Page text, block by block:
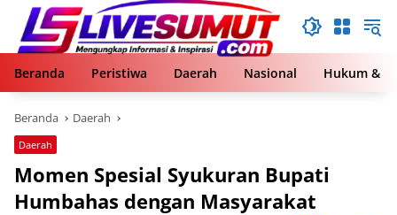
Langsung
konten
Beranda
Peristiwa Daerah Nasional Hukum &
Beranda Daerah
Daerah
Momen Spesial Syukuran Bupati
Humbahas dengan Masyarakat